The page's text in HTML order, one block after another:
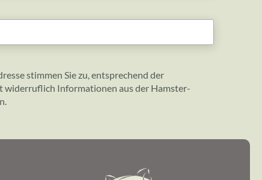
stimmen Sie zu, entsprechend der
widerruflich Informationen aus der Hamster-